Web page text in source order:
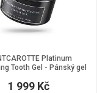
Platinum
Tooth Gel - Pánský gel
1 999 Kč